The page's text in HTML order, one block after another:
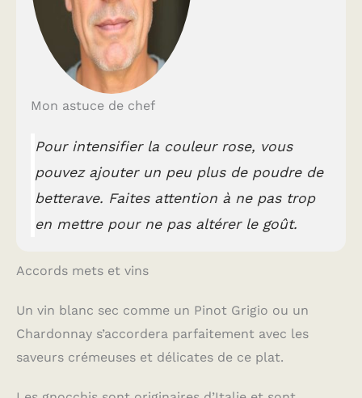
Mon astuce de chef
Pour intensifier la couleur rose, vous
pouvez ajouter un peu plus de poudre de
betterave. Faites attention à ne pas trop
en mettre pour ne pas altérer le goût.
Accords mets et vins
Un vin blanc sec comme un Pinot Grigio ou un
Chardonnay s’accordera parfaitement avec les
saveurs crémeuses et délicates de ce plat.